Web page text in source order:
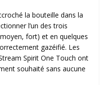
la bouteille dans la
l’un des trois
fort) et en quelques
gazéifié. Les
Spirit One Touch ont
souhaité sans aucune